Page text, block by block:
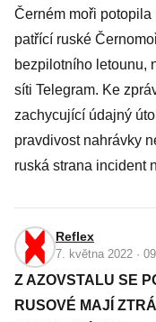
Černém moři
patřící ruské
bezpilotního letounu,
síti Telegram. Ke
zachycující údajný
pravdivost nahrávky
ruská strana incident
Reflex
7. května 2022 ·
Z AZOVSTALU SE
RUSOVÉ MAJÍ